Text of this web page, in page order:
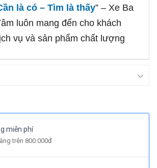
là có – Tìm là thấy” – Xe Ba
luôn mang đến cho khách
vụ và sản phẩm chất lượng
miễn phí
trên 800.000đ